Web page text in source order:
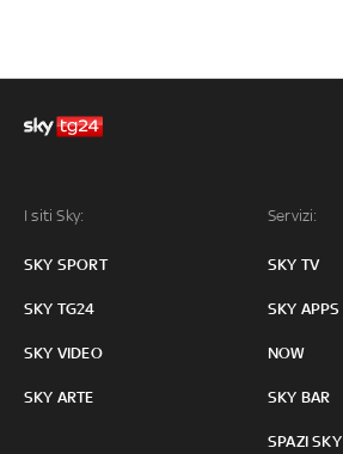
I siti Sky:
SKY SPORT
SKY TG24
SKY VIDEO
SKY ARTE
Servizi:
SKY TV
SKY APPS
NOW
SKY BAR
SPAZI SKY